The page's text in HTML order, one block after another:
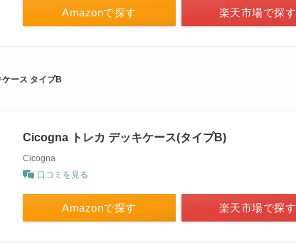
Amazonで探す 楽天市場で探す
ース タイプB
Cicogna トレカ デッキケース(タイプB)
Cicogna
口コミを見る
Amazonで探す 楽天市場で探す